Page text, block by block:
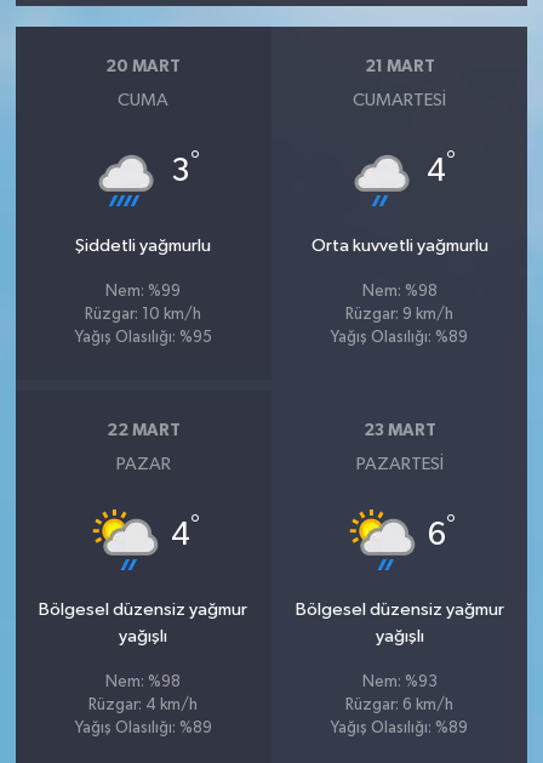
20 MART
CUMA
3°
Şiddetli yağmurlu
Nem: %99
Rüzgar: 10 km/h
Yağış Olasılığı: %95
21 MART
CUMARTESI
4°
Orta kuvvetli yağmurlu
Nem: %98
Rüzgar: 9 km/h
Yağış Olasılığı: %89
22 MART
PAZAR
4°
Bölgesel düzensiz yağmur
yağışlı
Nem: %98
Rüzgar: 4 km/h
Yağış Olasılığı: %89
23 MART
PAZARTESI
6°
Bölgesel düzensiz yağmur
yağışlı
Nem: %93
Rüzgar: 6 km/h
Yağış Olasılığı: %89